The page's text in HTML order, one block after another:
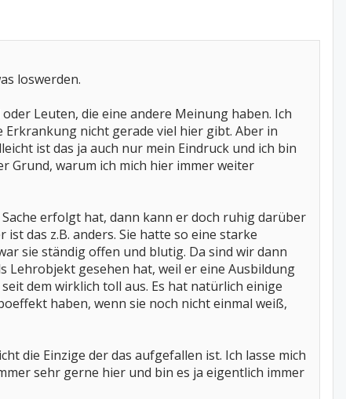
loswerden.
Leuten, die eine andere Meinung haben. Ich
Erkrankung nicht gerade viel hier gibt. Aber in
ist das ja auch nur mein Eindruck und ich bin
Grund, warum ich mich hier immer weiter
erfolgt hat, dann kann er doch ruhig darüber
das z.B. anders. Sie hatte so eine starke
sie ständig offen und blutig. Da sind wir dann
Lehrobjekt gesehen hat, weil er eine Ausbildung
dem wirklich toll aus. Es hat natürlich einige
haben, wenn sie noch nicht einmal weiß,
die Einzige der das aufgefallen ist. Ich lasse mich
sehr gerne hier und bin es ja eigentlich immer